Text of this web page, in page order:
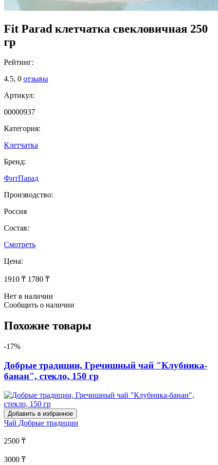
Fit Parad клетчатка свекловичная 250
гр
Рейтинг:
4.5, 0 отзывы
Артикул:
00000937
Категория:
Клетчатка
Бренд:
ФитПарад
Производство:
Россия
Состав:
Смотреть
Цена:
1910 ₸ 1780 ₸
Нет в наличии
Сообщить о наличии
Похожие товары
-17%
Добрые традиции, Гречишный чай "Клубника-
банан", стекло, 150 гр
Добавить в избранное
Чай Добрые традиции
2500 ₸
3000 ₸